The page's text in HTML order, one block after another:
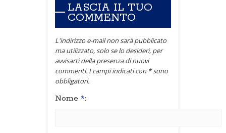
LASCIA IL TUO
COMMENTO
L'indirizzo e-mail non sarà pubblicato
ma utilizzato, solo se lo desideri, per
avvisarti della presenza di nuovi
commenti. I campi indicati con * sono
obbligatori.
Nome *: